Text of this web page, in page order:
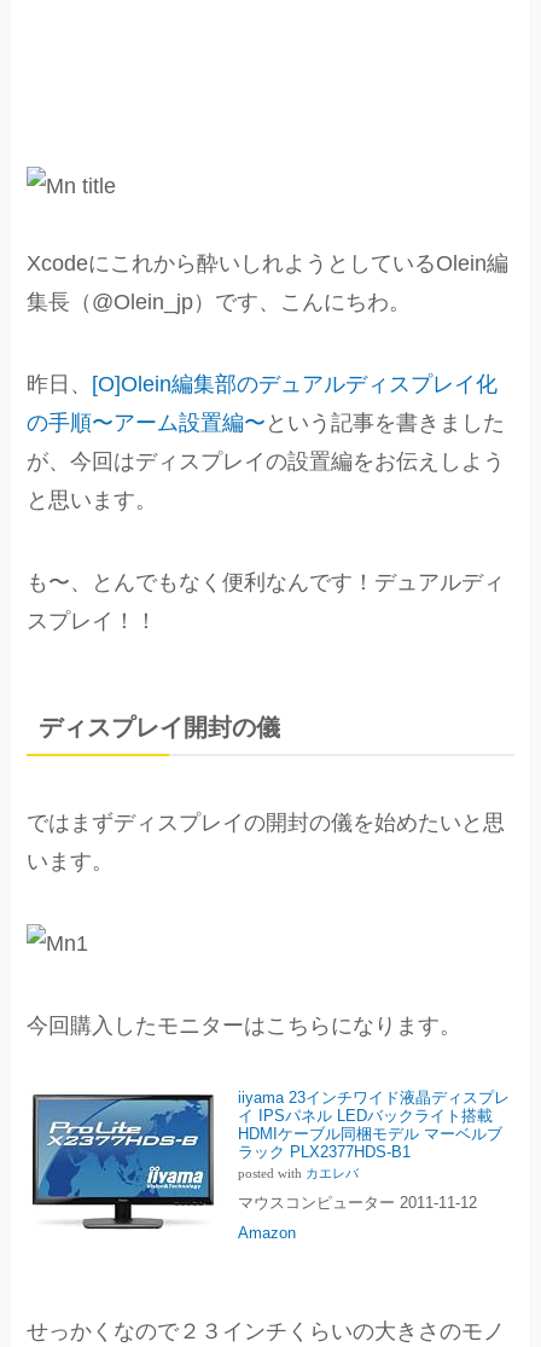
Xcodeにこれから酔いしれようとしているOlein編
集長（@Olein_jp）です、こんにちわ。
昨日、 [O]Olein編集部のデュアルディスプレイ化
の手順〜アーム設置編〜 という記事を書きました
が、今回はディスプレイの設置編をお伝えしよう
と思います。
も〜、とんでもなく便利なんです！デュアルディ
スプレイ！！
ディスプレイ開封の儀
ではまずディスプレイの開封の儀を始めたいと思
います。
今回購入したモニターはこちらになります。
iiyama 23インチワイド液晶ディスプレ
イ IPSパネル LEDバックライト搭載
HDMIケーブル同梱モデル マーベルブ
ラック PLX2377HDS-B1
posted with カエレバ
マウスコンピューター 2011-11-12
Amazon
せっかくなので２３インチくらいの大きさのモノ